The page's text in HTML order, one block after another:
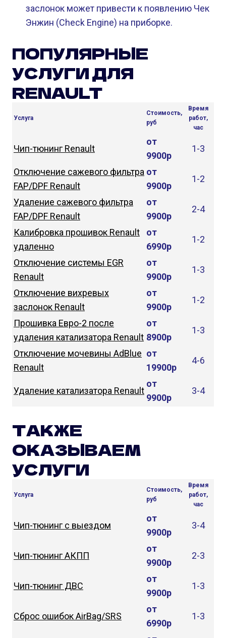
заслонок может привести к появлению Чек
Энжин (Check Engine) на приборке.
ПОПУЛЯРНЫЕ
УСЛУГИ ДЛЯ
RENAULT
Услуга
Стоимость,
руб
Время
работ,
час
Чип-тюнинг Renault
от
9900р
1-3
Отключение сажевого фильтра
FAP/DPF Renault
от
9900р
1-2
Удаление сажевого фильтра
FAP/DPF Renault
от
9900р
2-4
Калибровка прошивок Renault
удаленно
от
6990р
1-2
Отключение системы EGR
Renault
от
9900р
1-3
Отключение вихревых
заслонок Renault
от
9900р
1-2
Прошивка Евро-2 после
удаления катализатора Renault
от
8900р
1-3
Отключение мочевины AdBlue
Renault
от
19900р
4-6
Удаление катализатора Renault
от
9900р
3-4
ТАКЖЕ
ОКАЗЫВАЕМ
УСЛУГИ
Услуга
Стоимость,
руб
Время
работ,
час
Чип-тюнинг с выездом
от
9900р
3-4
Чип-тюнинг АКПП
от
9900р
2-3
Чип-тюнинг ДВС
от
9900р
1-3
Сброс ошибок AirBag/SRS
от
6990р
1-3